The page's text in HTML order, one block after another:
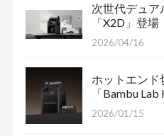
次世代デュア
「X2D」登場
2026/04/16
ホットエンド
「Bambu
2026/01/15